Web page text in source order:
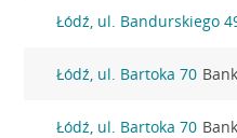
Łódź, ul. Bandurskiego
Łódź, ul. Bartoka 70
Łódź, ul. Bartoka 70